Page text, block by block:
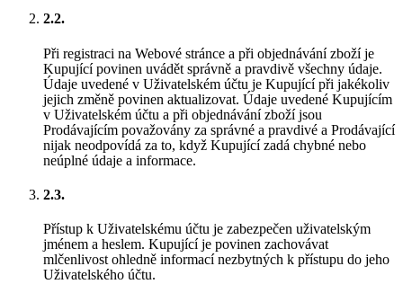
2.2.
Při registraci na Webové stránce a při objednávání zboží je
Kupující povinen uvádět správně a pravdivě všechny údaje.
Údaje uvedené v Uživatelském účtu je Kupující při jakékoliv
jejich změně povinen aktualizovat. Údaje uvedené Kupujícím
v Uživatelském účtu a při objednávání zboží jsou
Prodávajícím považovány za správné a pravdivé a Prodávající
nijak neodpovídá za to, když Kupující zadá chybné nebo
neúplné údaje a informace.
2.3.
Přístup k Uživatelskému účtu je zabezpečen uživatelským
jménem a heslem. Kupující je povinen zachovávat
mlčenlivost ohledně informací nezbytných k přístupu do jeho
Uživatelského účtu.